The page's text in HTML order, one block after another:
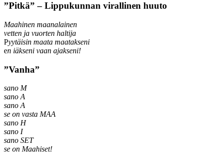
”Pitkä” – Lippukunnan virallinen huuto
Maahinen maanalainen
vetten ja vuorten haltija
Pyytäisin maata maatakseni
en iäkseni vaan ajakseni!
”Vanha”
sano M
sano A
sano A
se on vasta MAA
sano H
sano I
sano SET
se on Maahiset!